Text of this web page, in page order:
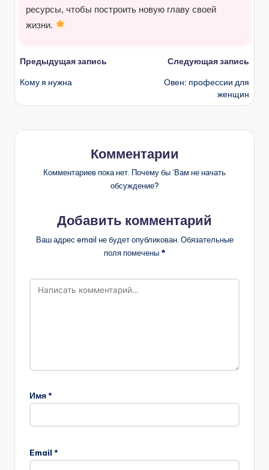
ресурсы, чтобы построить новую главу своей
жизни.
Навигация
записи
Предыдущая запись
Кому я нужна
Следующая запись
Овен: профессии для
женщин
Комментарии
Комментариев пока нет. Почему бы ’Вам не начать
обсуждение?
Добавить комментарий
Ваш адрес email не будет опубликован. Обязательные
поля помечены *
Имя*
Email *